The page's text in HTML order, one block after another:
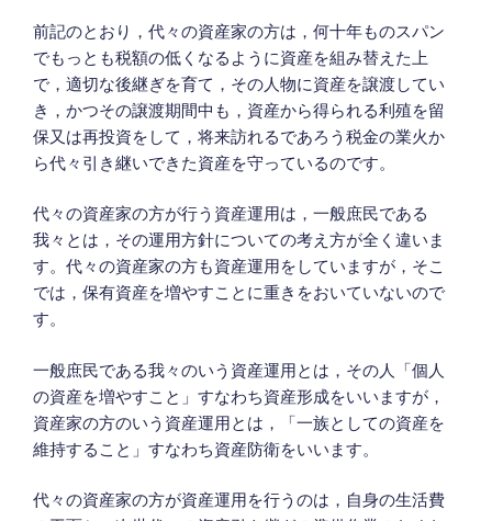
前記のとおり，代々の資産家の方は，何十年ものスパン
でもっとも税額の低くなるように資産を組み替えた上
で，適切な後継ぎを育て，その人物に資産を譲渡してい
き，かつその譲渡期間中も，資産から得られる利殖を留
保又は再投資をして，将来訪れるであろう税金の業火か
ら代々引き継いできた資産を守っているのです。
代々の資産家の方が行う資産運用は，一般庶民である
我々とは，その運用方針についての考え方が全く違いま
す。代々の資産家の方も資産運用をしていますが，そこ
では，保有資産を増やすことに重きをおいていないので
す。
一般庶民である我々のいう資産運用とは，その人「個人
の資産を増やすこと」すなわち資産形成をいいますが，
資産家の方のいう資産運用とは，「一族としての資産を
維持すること」すなわち資産防衛をいいます。
代々の資産家の方が資産運用を行うのは，自身の生活費